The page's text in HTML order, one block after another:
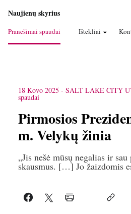
Naujienų skyrius
Pranešimai spaudai Ištekliai
18 Kovo 2025 - SALT LAKE CITY
spaudai
Pirmosios
m. Velykų žinia
„Jis nešė mūsų negalias ir sau
skausmus. […] Jo žaizdomis